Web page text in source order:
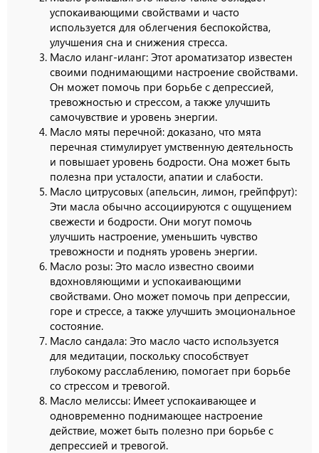
успокаивающими свойствами и часто
используется для облегчения беспокойства,
улучшения сна и снижения стресса.
Масло иланг-иланг: Этот ароматизатор известен
своими поднимающими настроение свойствами.
Он может помочь при борьбе с депрессией,
тревожностью и стрессом, а также улучшить
самочувствие и уровень энергии.
Масло мяты перечной: доказано, что мята
перечная стимулирует умственную деятельность
и повышает уровень бодрости. Она может быть
полезна при усталости, апатии и слабости.
Масло цитрусовых (апельсин, лимон, грейпфрут):
Эти масла обычно ассоциируются с ощущением
свежести и бодрости. Они могут помочь
улучшить настроение, уменьшить чувство
тревожности и поднять уровень энергии.
Масло розы: Это масло известно своими
вдохновляющими и успокаивающими
свойствами. Оно может помочь при депрессии,
горе и стрессе, а также улучшить эмоциональное
состояние.
Масло сандала: Это масло часто используется
для медитации, поскольку способствует
глубокому расслаблению, помогает при борьбе
со стрессом и тревогой.
Масло мелиссы: Имеет успокаивающее и
одновременно поднимающее настроение
действие, может быть полезно при борьбе с
депрессией и тревогой.